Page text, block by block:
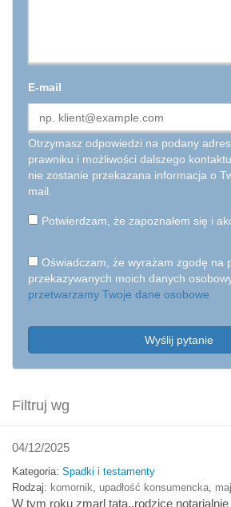
Filtruj wg
E-mail
Otrzymasz odpowiedzi na podany
prawniku i możliwości dalszego
nie zostanie przekazana informacja o
mail.
Potwierdzam, że zapoznałem się i
Oświadczam, że wyrażam zgodę na
przekazywanych moich danych
przetwarzamy Twoje dane osobowe
Wyślij pytanie
04/12/2025
Kategoria: Spadki i testamenty
Rodzaj: komornik upadłość konsumencka
W tym roku zmarl tata..rodzice